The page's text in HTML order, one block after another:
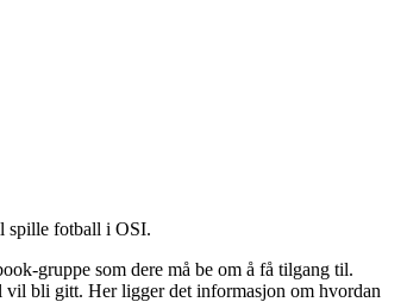
spille fotball i OSI.
gruppe som dere må be om å få tilgang til.
vil bli gitt. Her ligger det informasjon om hvordan